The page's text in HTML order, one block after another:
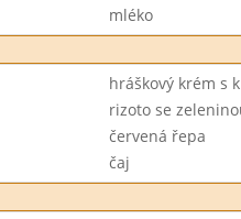
mléko
hráškový krém s
rizoto se
červená řepa
čaj